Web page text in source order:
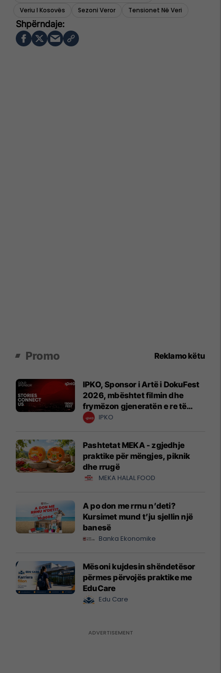
Veriu I Kosovës
Sezoni Veror Tensionet Në Veri
Promo Reklamo këtu
IPKO, Sponsor i Artë i DokuFest
2026, mbështet filmin dhe
frymëzon gjeneratën e re të
krijuesve
IPKO
Pashtetat MEKA - zgjedhje
praktike për mëngjes, piknik
dhe rrugë
MEKA HALAL FOOD
A po don me rrnu n’deti?
Kursimet mund t’ju sjellin një
banesë
Banka Ekonomike
Mësoni kujdesin shëndetësor
përmes përvojës praktike me
EduCare
Edu Care